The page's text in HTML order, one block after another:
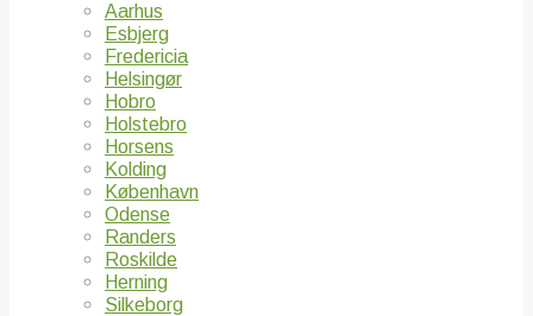
Aarhus
Esbjerg
Fredericia
Helsingør
Hobro
Holstebro
Horsens
Kolding
København
Odense
Randers
Roskilde
Herning
Silkeborg